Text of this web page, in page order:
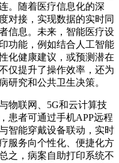
。随着医疗信息化的深
对接，实现数据的实时同
信息。未来，智能医疗设
功能，例如结合人工智能
化健康建议，或预测潜在
仅提升了操作效率，还为
研究和公共卫生决策。
物联网、5G和云计算技
患者可通过手机APP远程
智能穿戴设备联动，实时
服务向个性化、便捷化方
之，病案自助打印系统不